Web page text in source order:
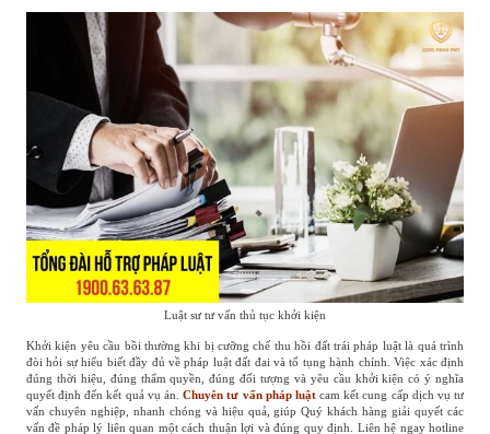
Luật sư tư vấn thủ tục khởi kiện
Khởi kiện yêu cầu bồi thường khi bị cưỡng chế thu hồi đất trái pháp luật là quá trình
đòi hỏi sự hiểu biết đầy đủ về pháp luật đất đai và tố tụng hành chính. Việc xác định
đúng thời hiệu, đúng thẩm quyền, đúng đối tượng và yêu cầu khởi kiện có ý nghĩa
quyết định đến kết quả vụ án.Chuyên tư vấn pháp luậtcam kết cung cấp dịch vụ tư
vấn chuyên nghiệp, nhanh chóng và hiệu quả, giúp Quý khách hàng giải quyết các
vấn đề pháp lý liên quan một cách thuận lợi và đúng quy định. Liên hệ ngay hotline